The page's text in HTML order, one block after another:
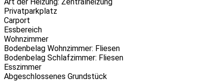
Art der Heizung: Zentralheizung
Privatparkplatz
Carport
Essbereich
Wohnzimmer
Bodenbelag Wohnzimmer: Fliesen
Bodenbelag Schlafzimmer: Fliesen
Esszimmer
Abgeschlossenes Grundstück